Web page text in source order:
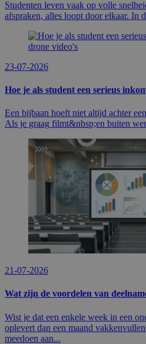
Studenten leven vaak op volle
afspraken, alles loopt door elkaar. In
23-07-2026
Hoe je als student een serieus
Een bijbaan hoeft niet altijd achter
Als je graag filmt&nbsp;en buiten
21-07-2026
Wat zijn de voordelen van
Wist je dat een enkele week in een
oplevert dan een maand
meedoen aan...